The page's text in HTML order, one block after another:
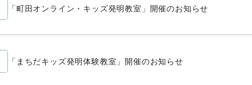
「町田オンライン・キッズ発明教室」開催のお知らせ
「まちだキッズ発明体験教室」開催のお知らせ